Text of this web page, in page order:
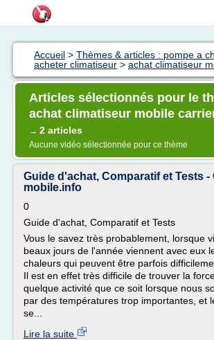
Accueil > Thèmes & articles : pompe a
acheter climatiseur > achat climatiseur
Articles sélectionnés pour le
achat climatiseur mobile
→ 2 articles
Aucune vidéo sélectionnée pour ce thème
Guide d'achat, Comparatif et Tests -
mobile.info
0
Guide d'achat, Comparatif et Tests
Vous le savez très probablement, lorsque
beaux jours de l'année viennent avec eux
chaleurs qui peuvent être parfois
Il est en effet très difficile de trouver la
quelque activité que ce soit lorsque nous
par des températures trop importantes, et
se...
Lire la suite